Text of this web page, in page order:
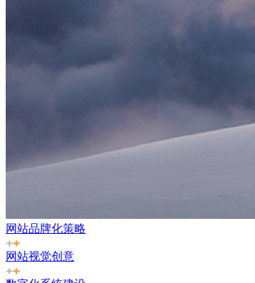
网站品牌化策略
网站视觉创意